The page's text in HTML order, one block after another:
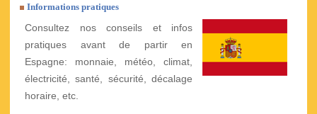
Informations pratiques
Consultez nos conseils et infos
pratiques avant de partir en
Espagne: monnaie, météo, climat,
électricité, santé, sécurité, décalage
horaire, etc.